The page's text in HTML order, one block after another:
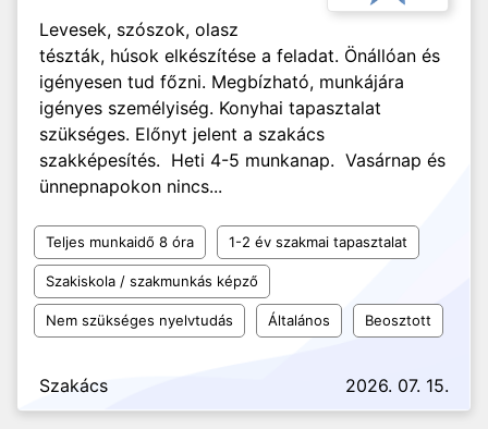
Levesek, szószok, olasz
tészták, húsok elkészítése a feladat. Önállóan és
igényesen tud főzni. Megbízható, munkájára
igényes személyiség. Konyhai tapasztalat
szükséges. Előnyt jelent a szakács
szakképesítés. Heti 4-5 munkanap. Vasárnap és
ünnepnapokon nincs...
Teljes munkaidő 8 óra 1-2 év szakmai tapasztalat
Szakiskola / szakmunkás képző
Nem szükséges nyelvtudás Általános Beosztott
Szakács 2026. 07. 15.